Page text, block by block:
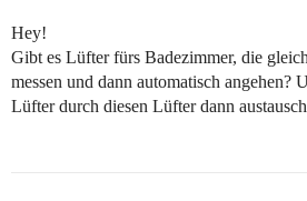
Hey!
Gibt es Lüfter fürs Badezimmer, die
messen und dann automatisch angehen?
Lüfter durch diesen Lüfter dann